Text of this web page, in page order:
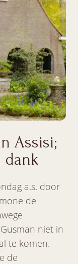
Assisi;
dank
a.s. door
de
niet in
te komen.
de